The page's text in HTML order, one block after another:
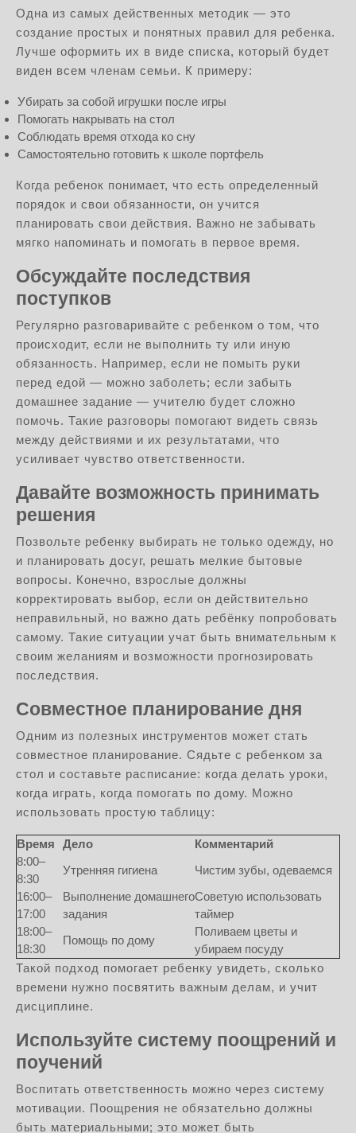
Одна из самых действенных методик — это
создание простых и понятных правил для ребенка.
Лучше оформить их в виде списка, который будет
виден всем членам семьи. К примеру:
Убирать за собой игрушки после игры
Помогать накрывать на стол
Соблюдать время отхода ко сну
Самостоятельно готовить к школе портфель
Когда ребенок понимает, что есть определенный
порядок и свои обязанности, он учится
планировать свои действия. Важно не забывать
мягко напоминать и помогать в первое время.
Обсуждайте последствия
поступков
Регулярно разговаривайте с ребенком о том, что
происходит, если не выполнить ту или иную
обязанность. Например, если не помыть руки
перед едой — можно заболеть; если забыть
домашнее задание — учителю будет сложно
помочь. Такие разговоры помогают видеть связь
между действиями и их результатами, что
усиливает чувство ответственности.
Давайте возможность принимать
решения
Позвольте ребенку выбирать не только одежду, но
и планировать досуг, решать мелкие бытовые
вопросы. Конечно, взрослые должны
корректировать выбор, если он действительно
неправильный, но важно дать ребёнку попробовать
самому. Такие ситуации учат быть внимательным к
своим желаниям и возможности прогнозировать
последствия.
Совместное планирование дня
Одним из полезных инструментов может стать
совместное планирование. Сядьте с ребенком за
стол и составьте расписание: когда делать уроки,
когда играть, когда помогать по дому. Можно
использовать простую таблицу:
Время Дело
Комментарий
8:00–
8:30
Утренняя гигиена
Чистим зубы, одеваемся
16:00–
17:00
Выполнение домашнего
задания
Советую использовать
таймер
18:00–
18:30
Помощь по дому
Поливаем цветы и
убираем посуду
Такой подход помогает ребенку увидеть, сколько
времени нужно посвятить важным делам, и учит
дисциплине.
Используйте систему поощрений и
поучений
Воспитать ответственность можно через систему
мотивации. Поощрения не обязательно должны
быть материальными; это может быть